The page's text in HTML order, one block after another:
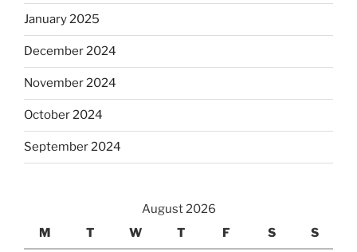
January 2025
December 2024
November 2024
October 2024
September 2024
August 2026
M
T W T F S S